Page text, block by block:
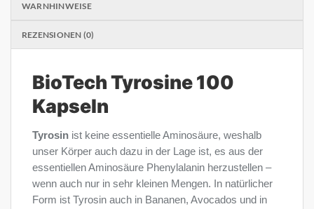
WARNHINWEISE
REZENSIONEN (0)
BioTech Tyrosine 100
Kapseln
Tyrosin ist keine essentielle Aminosäure, weshalb
unser Körper auch dazu in der Lage ist, es aus der
essentiellen Aminosäure Phenylalanin herzustellen –
wenn auch nur in sehr kleinen Mengen. In natürlicher
Form ist Tyrosin auch in Bananen, Avocados und in